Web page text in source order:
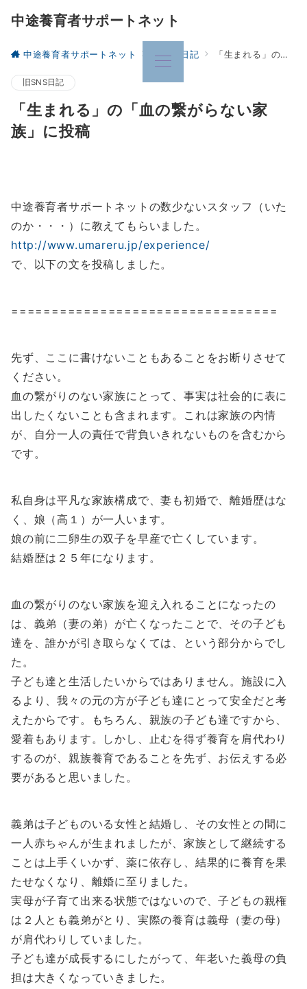
中途養育者サポートネット
中途養育者サポートネット 旧SNS日記 「生まれる」の「血の繋がらない家族」に投稿
旧SNS日記
「生まれる」の「血の繋がらない家
族」に投稿
中途養育者サポートネットの数少ないスタッフ（いた
のか・・・）に教えてもらいました。
http://www.umareru.jp/experience/
で、以下の文を投稿しました。
=================================
先ず、ここに書けないこともあることをお断りさせて
ください。
血の繋がりのない家族にとって、事実は社会的に表に
出したくないことも含まれます。これは家族の内情
が、自分一人の責任で背負いきれないものを含むから
です。
私自身は平凡な家族構成で、妻も初婚で、離婚歴はな
く、娘（高１）が一人います。
娘の前に二卵生の双子を早産で亡くしています。
結婚歴は２５年になります。
血の繋がりのない家族を迎え入れることになったの
は、義弟（妻の弟）が亡くなったことで、その子ども
達を、誰かが引き取らなくては、という部分からでし
た。
子ども達と生活したいからではありません。施設に入
るより、我々の元の方が子ども達にとって安全だと考
えたからです。もちろん、親族の子ども達ですから、
愛着もあります。しかし、止むを得ず養育を肩代わり
するのが、親族養育であることを先ず、お伝えする必
要があると思いました。
義弟は子どものいる女性と結婚し、その女性との間に
一人赤ちゃんが生まれましたが、家族として継続する
ことは上手くいかず、薬に依存し、結果的に養育を果
たせなくなり、離婚に至りました。
実母が子育て出来る状態ではないので、子どもの親権
は２人とも義弟がとり、実際の養育は義母（妻の母）
が肩代わりしていました。
子ども達が成長するにしたがって、年老いた義母の負
担は大きくなっていきました。